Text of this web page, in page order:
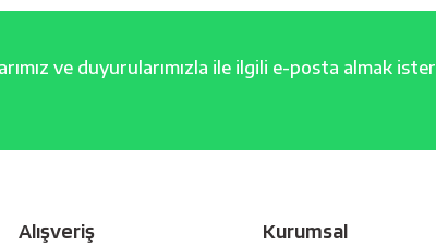
ve duyurularımızla ile ilgili e-posta almak ister
Alışveriş Kurumsal